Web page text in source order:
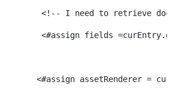
<!-- I need to retrieve
<#assign fields
<#assign assetRenderer =